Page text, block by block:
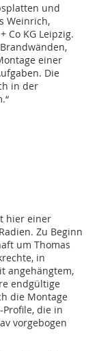
und
Weinrich,
Co KG Leipzig.
einer
Die
in der
hier einer
Zu Beginn
um Thomas
in
angehängtem,
endgültige
die Montage
die in
vorgebogen